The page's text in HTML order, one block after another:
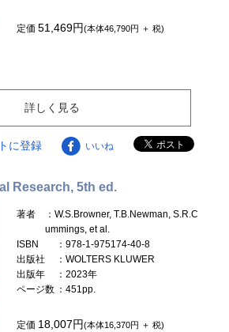
定価51,469円(本体46,790円 ＋ 税)
詳しく見る
に登録 いいね
Research, 5th ed.
著者
：W.S.Browner, T.B.Newman, S.R.C
ummings, et al.
ISBN
：978-1-975174-40-8
出版社
：WOLTERS KLUWER
出版年
：2023年
ページ数 ：451pp.
定価 18,007円(本体16,370円 ＋ 税)